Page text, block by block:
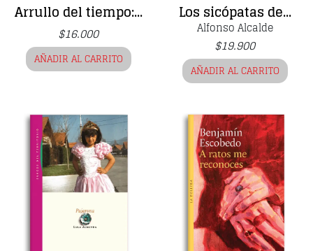
Arrullo del tiempo:...
$16.000
AÑADIR AL CARRITO
Los sicópatas de...
$19.900
Alfonso Alcalde
AÑADIR AL CARRITO